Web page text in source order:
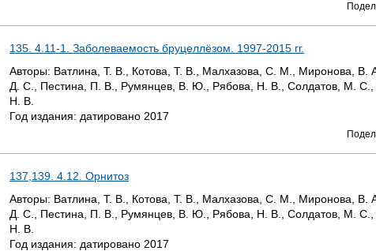
135. 4.11-1. Заболеваемость бруцеллёзом. 1997-2015 гг.
Авторы: Ватлина, Т. В., Котова, Т. В., Малхазова, С. М., Миронова, В.
Д. С., Пестина, П. В., Румянцев, В. Ю., Рябова, Н. В., Солдатов, М. С.,
Н. В.
Год издания: датировано 2017
137,139. 4.12. Орнитоз
Авторы: Ватлина, Т. В., Котова, Т. В., Малхазова, С. М., Миронова, В.
Д. С., Пестина, П. В., Румянцев, В. Ю., Рябова, Н. В., Солдатов, М. С.,
Н. В.
Год издания: датировано 2017